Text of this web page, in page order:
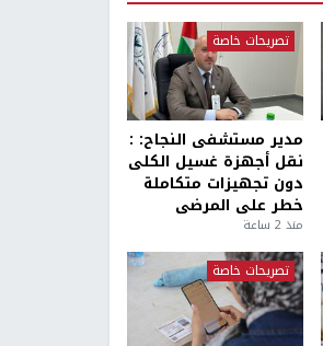
تصريحات خاصة
مدير مستشفى النجاح: :
نقل أجهزة غسيل الكلى
دون تجهيزات متكاملة
خطر على المرضى
منذ 2 ساعة
تصريحات خاصة